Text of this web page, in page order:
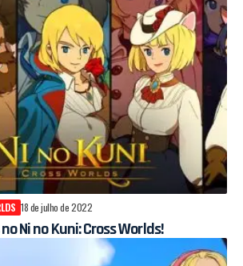
18 de julho de 2022
Ni no Kuni: Cross Worlds!